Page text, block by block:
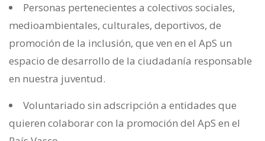
Personas pertenecientes a colectivos sociales,
medioambientales, culturales, deportivos, de
promoción de la inclusión, que ven en el ApS un
espacio de desarrollo de la ciudadanía responsable
en nuestra juventud.
Voluntariado sin adscripción a entidades que
quieren colaborar con la promoción del ApS en el